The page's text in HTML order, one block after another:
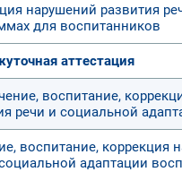
нарушений развития
для воспитанников
аттестация
воспитание,
речи и социальной
воспитание, коррекция
адаптации